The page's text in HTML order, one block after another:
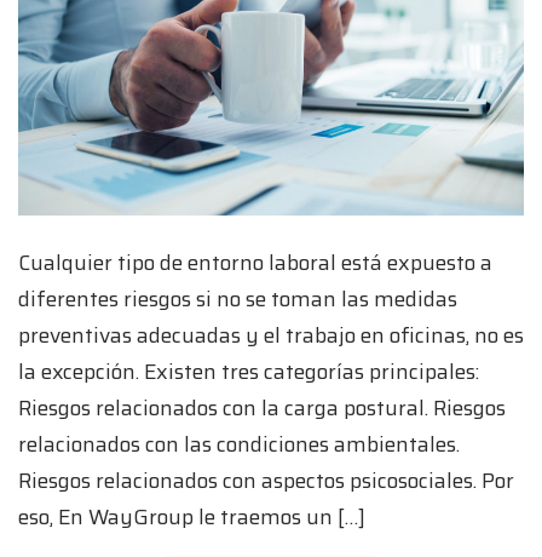
Cualquier tipo de entorno laboral está expuesto a
diferentes riesgos si no se toman las medidas
preventivas adecuadas y el trabajo en oficinas, no es
la excepción. Existen tres categorías principales:
Riesgos relacionados con la carga postural. Riesgos
relacionados con las condiciones ambientales.
Riesgos relacionados con aspectos psicosociales. Por
eso, En WayGroup le traemos un […]